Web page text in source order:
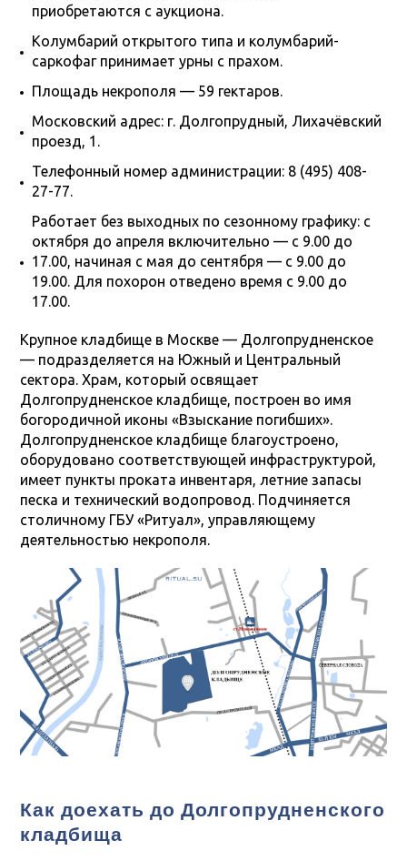
приобретаются с аукциона.
Колумбарий открытого типа и колумбарий-
саркофаг принимает урны с прахом.
Площадь некрополя — 59 гектаров.
Московский адрес: г. Долгопрудный, Лихачёвский
проезд, 1.
Телефонный номер администрации: 8 (495) 408-
27-77.
Работает без выходных по сезонному графику: с
октября до апреля включительно — с 9.00 до
17.00, начиная с мая до сентября — с 9.00 до
19.00. Для похорон отведено время с 9.00 до
17.00.
Крупное кладбище в Москве — Долгопрудненское
— подразделяется на Южный и Центральный
сектора. Храм, который освящает
Долгопрудненское кладбище, построен во имя
богородичной иконы «Взыскание погибших».
Долгопрудненское кладбище благоустроено,
оборудовано соответствующей инфраструктурой,
имеет пункты проката инвентаря, летние запасы
песка и технический водопровод. Подчиняется
столичному ГБУ «Ритуал», управляющему
деятельностью некрополя.
Как доехать до Долгопрудненского
кладбища